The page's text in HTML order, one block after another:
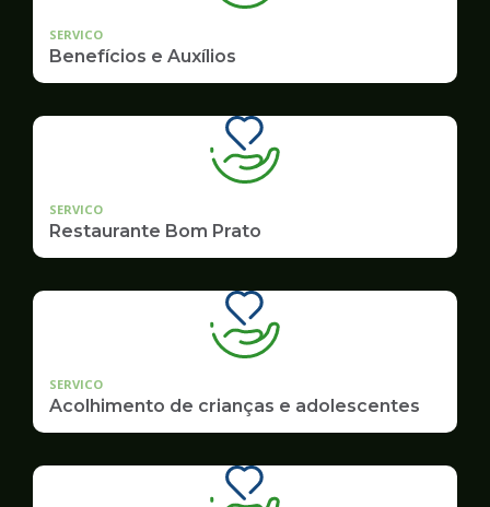
SERVICO
Benefícios e Auxílios
SERVICO
Restaurante Bom Prato
SERVICO
Acolhimento de crianças e adolescentes